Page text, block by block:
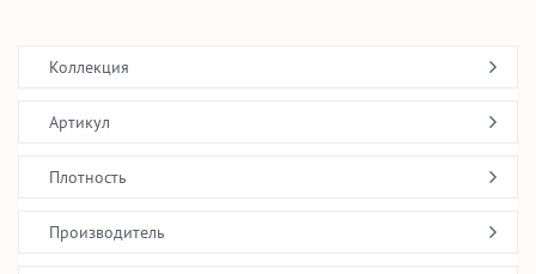
Коллекция
Артикул
Плотность
Производитель